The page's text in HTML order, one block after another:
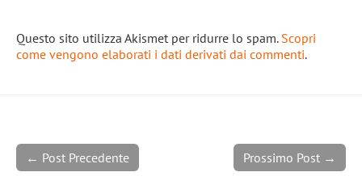
Questo sito utilizza Akismet per ridurre lo spam. Scopri
come vengono elaborati i dati derivati dai commenti.
Prossimo Post →
← Post Precedente